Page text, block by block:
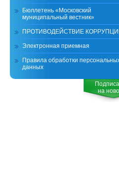
Бюллетень «Московский
муниципальный вестник»
ПРОТИВОДЕЙСТВИЕ
Электронная приемная
Правила обработки
данных
на